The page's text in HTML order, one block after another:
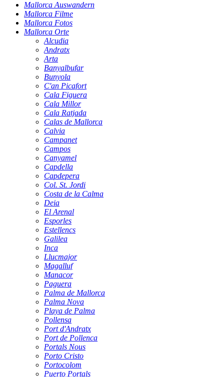
Mallorca Auswandern
Mallorca Filme
Mallorca Fotos
Mallorca Orte
Alcudia
Andratx
Arta
Banyalbufar
Bunyola
C'an Picafort
Cala Figuera
Cala Millor
Cala Ratjada
Calas de Mallorca
Calvia
Campanet
Campos
Canyamel
Capdella
Capdepera
Col. St. Jordi
Costa de la Calma
Deia
El Arenal
Esporles
Estellencs
Galilea
Inca
Llucmajor
Magalluf
Manacor
Paguera
Palma de Mallorca
Palma Nova
Playa de Palma
Pollensa
Port d'Andratx
Port de Pollenca
Portals Nous
Porto Cristo
Portocolom
Puerto Portals